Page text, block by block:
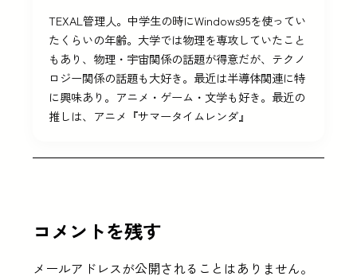
TEXAL管理人。中学生の時にWindows95を使ってい
たくらいの年齢。大学では物理を専攻していたこと
もあり、物理・宇宙関係の話題が得意だが、テクノ
ロジー関係の話題も大好き。最近は半導体関連に特
に興味あり。アニメ・ゲーム・文学も好き。最近の
推しは、アニメ『サマータイムレンダ』
コメントを残す
メールアドレスが公開されることはありません。